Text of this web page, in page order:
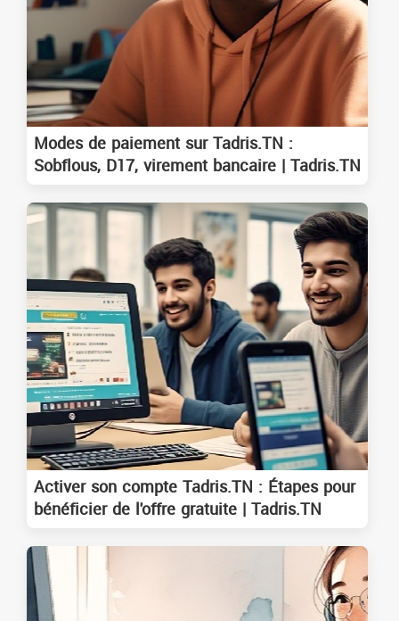
Modes de paiement sur Tadris.TN :
Sobflous, D17, virement bancaire | Tadris.TN
Activer son compte Tadris.TN : Étapes pour
bénéficier de l'offre gratuite | Tadris.TN